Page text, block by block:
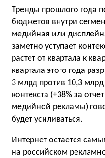
Тренды прошлого года
бюджетов внутри
медийная или
заметно уступает
растет от квартала к
квартала этого года
3 млрд против 10,3
контекста (+38% за
медийной рекламы)
будет усиливаться.
Интернет остается
на российском